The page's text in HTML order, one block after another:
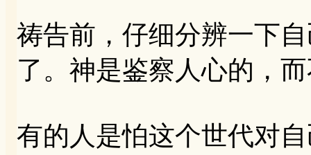
祷告前，仔细分辨一下
了。神是鉴察人心的，
有的人是怕这个世代对